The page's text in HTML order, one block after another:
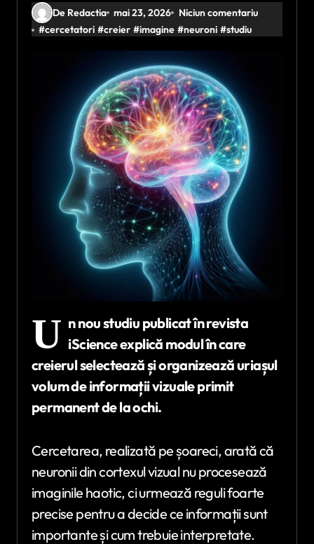
De Redactia mai 23, 2026
Niciun comentariu
#cercetatori #creier #imagine #neuroni #studiu
U n nou studiu publicat în revista
iScienceexplică modul în care
creierul selectează și organizează uriașul
volum de informații vizuale primit
permanent de la ochi.
Cercetarea, realizată pe șoareci, arată că
neuronii din cortexul vizual nu procesează
imaginile haotic, ci urmează reguli foarte
precise pentru a decide ce informații sunt
importante și cum trebuie interpretate.